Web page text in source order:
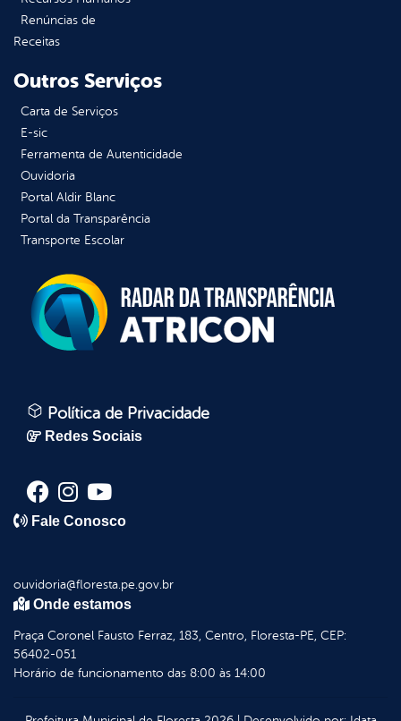
Renúncias de
Receitas
Outros Serviços
Carta de Serviços
E-sic
Ferramenta de Autenticidade
Ouvidoria
Portal Aldir Blanc
Portal da Transparência
Transporte Escolar
Política de Privacidade
Redes Sociais
Fale Conosco
ouvidoria@floresta.pe.gov.br
Onde estamos
Praça Coronel Fausto Ferraz, 183, Centro, Floresta-PE, CEP:
56402-051
Horário de funcionamento das 8:00 às 14:00